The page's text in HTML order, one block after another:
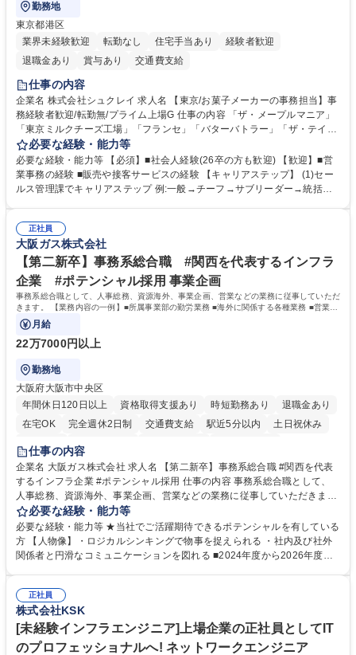
勤務地
東京都港区
業界未経験歓迎
転勤なし 住宅手当あり
経験者歓迎
退職金あり
賞与あり 交通費支給
仕事の内容
企業名 株式会社シュクレイ 求人名 【東京/お菓子メーカーの事務担当】事
務経験者歓迎/転勤無/プライム上場G 仕事の内容 「ザ・メープルマニア」
「東京ミルクチーズ工場」「フランセ」「バターバトラー」「ザ・テイラ
ー」「DROOLY」等のブランドを多数展開する当社にて、オリジナル菓子
ブランド商品の事務業務をお任せいたします。 【具体的な業務内容】 ■店
舗からの発注受付/PC入力業務 ■受電対応(社内/社外) ■商品のマスター登
録 ■日々の売上抽出・報告 ■提携企業への書類送付業務 ■契約書管理業務
必要な経験・能力等
必要な経験・能力等 【必須】■社会人経験(26卒の方も歓迎) 【歓迎】■営
業事務の経験 ■販売や接客サービスの経験 【キャリアステップ】 (1)セー
ルス管理課でキャリアステップ 例:一般→チーフ→サブリーダー→統括リ
や個別面談を通してご自身のキャリアと向き合っていただき、会社として
もバックアップしていきます。 学歴・資格 学歴：大学院 大学 高専 短大
専修学校 高校 語学力： 資格：
正社員
大阪ガス株式会社
【第二新卒】事務系総合職 #関西を代表するインフラ
企業 #ポテンシャル採用 事業企画
事務系総合職として、人事総務、資源海外、事業企画、営業などの業務に従事していただ
きます。 【業務内容の一例】■所属事業部の勤労業務 ■海外に関係する各種業務 ■営業部
門の企画スタッフ、ルート営業
月給
22万7000円以上
勤務地
大阪府大阪市中央区
年間休日120日以上
資格取得支援あり 時短勤務あり
退職金あり
在宅OK
完全週休2日制 交通費支給 駅近5分以内
土日祝休み
服装自由
第二新卒歓迎
仕事の内容
企業名 大阪ガス株式会社 求人名 【第二新卒】事務系総合職 #関西を代表
するインフラ企業 #ポテンシャル採用 仕事の内容 事務系総合職として、
人事総務、資源海外、事業企画、営業などの業務に従事していただきま
す。 【業務内容の一例】■所属事業部の勤労業務 ■海外に関係する各種業
務 ■営業部門の企画スタッフ、ルート営業 【キャリアパス】入社後の配属
ポジションで一定期間ご活躍頂いた後、本人の適性及び将来のキャリアを
鑑みてジョブローテーションを行います。 【育成】OJTでの現場育成や研
表するインフラ企業 #ポテンシャル採用
必要な経験・能力等
必要な経験・能力等 ★当社でご活躍期待できるポテンシャルを有している
方 【人物像】・ロジカルシンキングで物事を捉えられる ・社内及び社外
関係者と円滑なコミュニケーションを図れる ■2024年度から2026年度ま
72.html ■エネルギーセキュリティの不安定化や気候変動による自然災害の
甚大化など、これまで以上に社会課題解決の重要性が高まっています。
「未来の日常」の創造に向けて持続可能な社会の実現に貢献してまいりま
す。 学歴・資格 学歴：大学院 大学 語学力： 資格：
正社員
株式会社KSK
[未経験インフラエンジニア]上場企業の正社員としてIT
のプロフェッショナルへ! ネットワークエンジニア